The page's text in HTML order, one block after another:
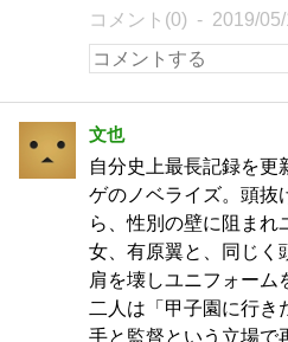
コメント(0) 2019/
文也
自分史上最長記録を更
ゲのノベライズ。頭抜
ら、性別の壁に阻まれ
女、有原翼と、同じく
肩を壊しユニフォーム
二人は「甲子園に行き
手と監督という立場で